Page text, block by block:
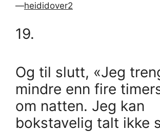
—heididover2
19.
Og til slutt, «Jeg
mindre enn fire
om natten. Jeg kan
bokstavelig talt ikke